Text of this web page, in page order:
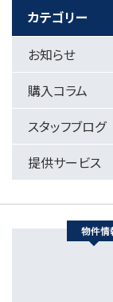
カテゴリー
お知らせ
購入コラム
スタッフブログ
提供サービス